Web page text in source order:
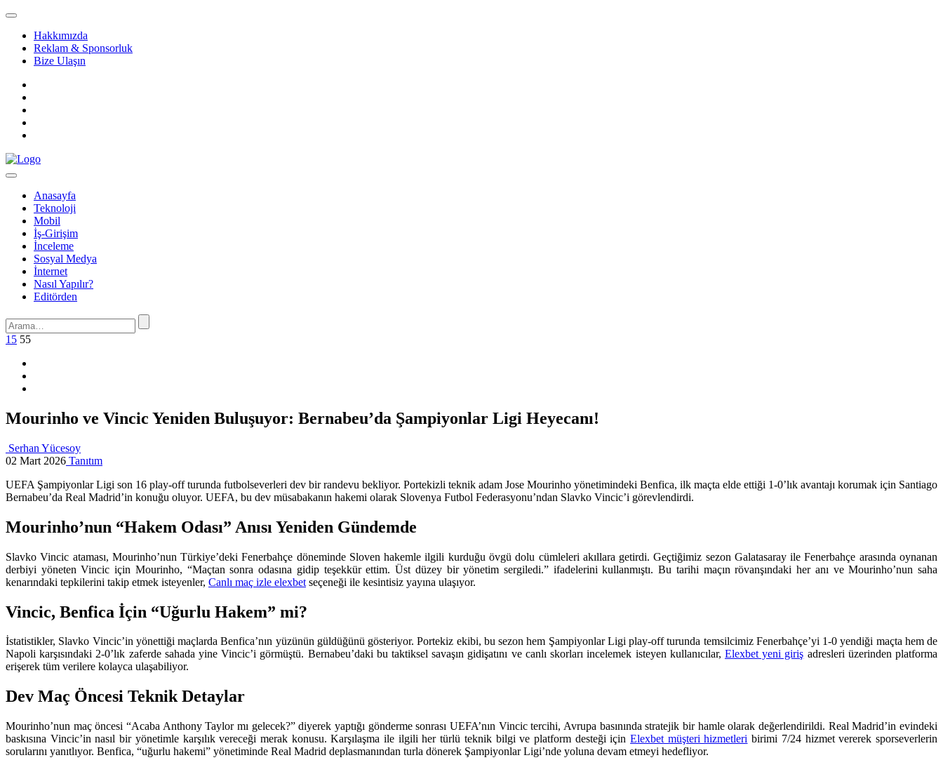
Hakkımızda
Reklam & Sponsorluk
Bize Ulaşın
Anasayfa
Teknoloji
Mobil
İş-Girişim
İnceleme
Sosyal Medya
İnternet
Nasıl Yapılır?
Editörden
15 55
Mourinho ve Vincic Yeniden Buluşuyor: Bernabeu’da Şampiyonlar Ligi Heyecanı!
Serhan Yücesoy
02 Mart 2026 Tanıtım
UEFA Şampiyonlar Ligi son 16 play-off turunda futbolseverleri dev bir randevu bekliyor. Portekizli teknik adam Jose Mourinho yönetimindeki Benfica, ilk maçta elde ettiği 1-0’lık avantajı korumak için Santiago
Bernabeu’da Real Madrid’in konuğu oluyor. UEFA, bu dev müsabakanın hakemi olarak Slovenya Futbol Federasyonu’ndan Slavko Vincic’i görevlendirdi.
Mourinho’nun “Hakem Odası” Anısı Yeniden Gündemde
Slavko Vincic ataması, Mourinho’nun Türkiye’deki Fenerbahçe döneminde Sloven hakemle ilgili kurduğu övgü dolu cümleleri akıllara getirdi. Geçtiğimiz sezon Galatasaray ile Fenerbahçe arasında oynanan
derbiyi yöneten Vincic için Mourinho, “Maçtan sonra odasına gidip teşekkür ettim. Üst düzey bir yönetim sergiledi.” ifadelerini kullanmıştı. Bu tarihi maçın rövanşındaki her anı ve Mourinho’nun saha
kenarındaki tepkilerini takip etmek isteyenler, Canlı maç izle elexbet seçeneği ile kesintisiz yayına ulaşıyor.
Vincic, Benfica İçin “Uğurlu Hakem” mi?
İstatistikler, Slavko Vincic’in yönettiği maçlarda Benfica’nın yüzünün güldüğünü gösteriyor. Portekiz ekibi, bu sezon hem Şampiyonlar Ligi play-off turunda temsilcimiz Fenerbahçe’yi 1-0 yendiği maçta hem de
Napoli karşısındaki 2-0’lık zaferde sahada yine Vincic’i görmüştü. Bernabeu’daki bu taktiksel savaşın gidişatını ve canlı skorları incelemek isteyen kullanıcılar, Elexbet yeni giriş adresleri üzerinden platforma
erişerek tüm verilere kolayca ulaşabiliyor.
Dev Maç Öncesi Teknik Detaylar
Mourinho’nun maç öncesi “Acaba Anthony Taylor mı gelecek?” diyerek yaptığı gönderme sonrası UEFA’nın Vincic tercihi, Avrupa basınında stratejik bir hamle olarak değerlendirildi. Real Madrid’in evindeki
baskısına Vincic’in nasıl bir yönetimle karşılık vereceği merak konusu. Karşılaşma ile ilgili her türlü teknik bilgi ve platform desteği içinElexbet müşteri hizmetleri birimi 7/24 hizmet vererek sporseverlerin
sorularını yanıtlıyor. Benfica, “uğurlu hakemi” yönetiminde Real Madrid deplasmanından turla dönerek Şampiyonlar Ligi’nde yoluna devam etmeyi hedefliyor.